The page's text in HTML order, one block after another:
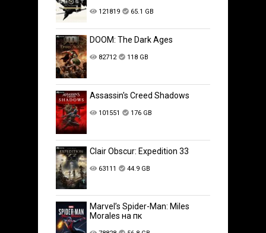
121819 65.1 GB
DOOM: The Dark Ages
82712 118 GB
Assassin's Creed Shadows
101551 176 GB
Clair Obscur: Expedition 33
63111 44.9 GB
Marvel’s Spider-Man: Miles
Morales на пк